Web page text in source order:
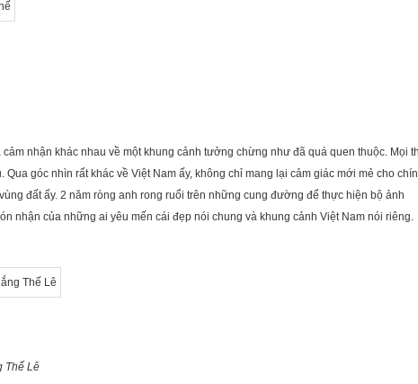
nhận khác nhau về một khung cảnh tưởng chừng như đã quá quen thuộc. Mọi
góc nhìn rất khác về Việt Nam ấy, không chỉ mang lại cảm giác mới mẻ cho
đất ấy. 2 năm ròng anh rong ruổi trên những cung đường để thực hiện bộ ảnh
nhận của những ai yêu mến cái đẹp nói chung và khung cảnh Việt Nam nói riêng.
Thế Lê